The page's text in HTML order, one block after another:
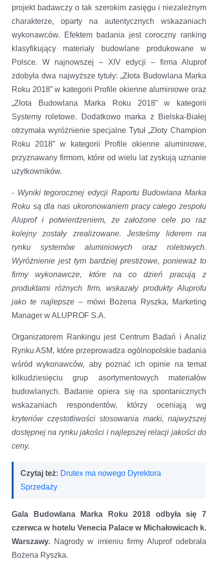
projekt badawczy o tak szerokim zasięgu i niezależnym
charakterze, oparty na autentycznych wskazaniach
wykonawców. Efektem badania jest coroczny ranking
klasyfikujący materiały budowlane produkowane w
Polsce. W najnowszej – XIV edycji – firma Aluprof
zdobyła dwa najwyższe tytuły: „Złota Budowlana Marka
Roku 2018” w kategorii Profile okienne aluminiowe oraz
„Złota Budowlana Marka Roku 2018” w kategorii
Systemy roletowe. Dodatkowo marka z Bielska-Białej
otrzymała wyróżnienie specjalne Tytuł „Złoty Champion
Roku 2018” w kategorii Profile okienne aluminiowe,
przyznawany firmom, które od wielu lat zyskują uznanie
użytkowników.
- Wyniki tegorocznej edycji Raportu Budowlana Marka
Roku są dla nas ukoronowaniem pracy całego zespołu
Aluprof i potwierdzeniem, że założone cele po raz
kolejny zostały zrealizowane. Jesteśmy liderem na
rynku systemów aluminiowych oraz roletowych.
Wyróżnienie jest tym bardziej prestiżowe, ponieważ to
firmy wykonawcze, które na co dzień pracują z
produktami różnych firm, wskazały produkty Aluprofu
jako te najlepsze – mówi Bożena Ryszka, Marketing
Manager w ALUPROF S.A.
Organizatorem Rankingu jest Centrum Badań i Analiz
Rynku ASM, które przeprowadza ogólnopolskie badania
wśród wykonawców, aby poznać ich opinie na temat
kilkudziesięciu grup asortymentowych materiałów
budowlanych. Badanie opiera się na spontanicznych
wskazaniach respondentów, którzy oceniają wg
kryteriów częstotliwości stosowania marki, najwyższej
dostępnej na rynku jakości i najlepszej relacji jakości do
ceny.
Czytaj też: Drutex ma nowego Dyrektora
Sprzedaży
Gala Budowlana Marka Roku 2018 odbyła się 7
czerwca w hotelu Venecia Palace w Michałowicach k.
Warszawy. Nagrody w imieniu firmy Aluprof odebrała
Bożena Ryszka.